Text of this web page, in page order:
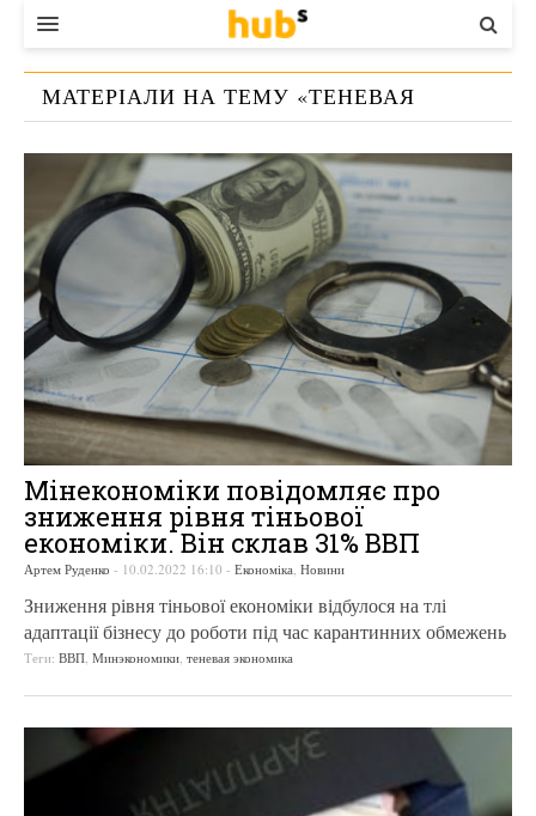
ВЛАДА
ЕКОНОМІКА
БІЗНЕС
СТАРТЕР
КОНТАКТИ
МАТЕРІАЛИ НА ТЕМУ «ТЕНЕВАЯ
Мінекономіки повідомляє про
зниження рівня тіньової
економіки. Він склав 31% ВВП
Артем Руденко - 10.02.2022 16:10 - Економіка, Новини
Зниження рівня тіньової економіки відбулося на тлі
адаптації бізнесу до роботи під час карантинних обмежень
Теги: ВВП, Минэкономики, теневая экономика